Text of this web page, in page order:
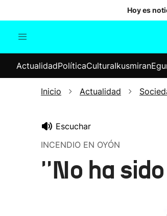
Hoy es
Internacional
Elecciones
ActualidadPolíticaCulturaIkusmiran
Inicio Actualidad
Escuchar
INCENDIO EN OYÓN
''No ha